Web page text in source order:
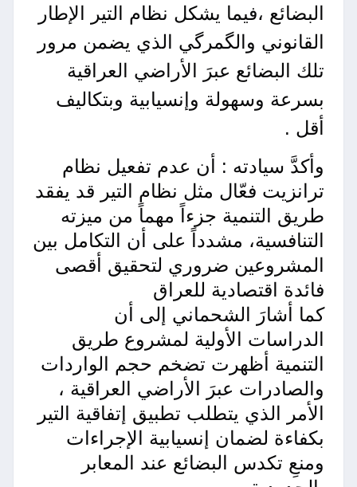
البضائع ،فيما يشكل نظام التير الإطار
القانوني والگمرگي الذي يضمن مرور
تلك البضائع عبرَ الأراضي العراقية
بسرعة وسهولة وإنسيابية وبتكاليف
أقل .
وأكدَّ سيادته : أن عدم تفعيل نظام
ترانزيت فعّال مثل نظام التير قد يفقد
طريق التنمية جزءاً مهماً من ميزته
التنافسية، مشدداً على أن التكامل بين
المشروعين ضروري لتحقيق أقصى
فائدة اقتصادية للعراق
كما أشارَ الشحماني إلى أن
الدراسات الأولية لمشروع طريق
التنمية أظهرت تضخم حجم الواردات
والصادرات عبرَ الأراضي العراقية ،
الأمر الذي يتطلب تطبيق إتفاقية التير
بكفاءة لضمان إنسيابية الإجراءات
ومنعِ تكدس البضائع عند المعابر